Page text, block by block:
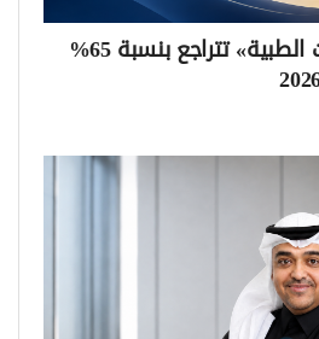
أرباح «الدواء للخدمات الطبية» تتراجع بنسبة 65%